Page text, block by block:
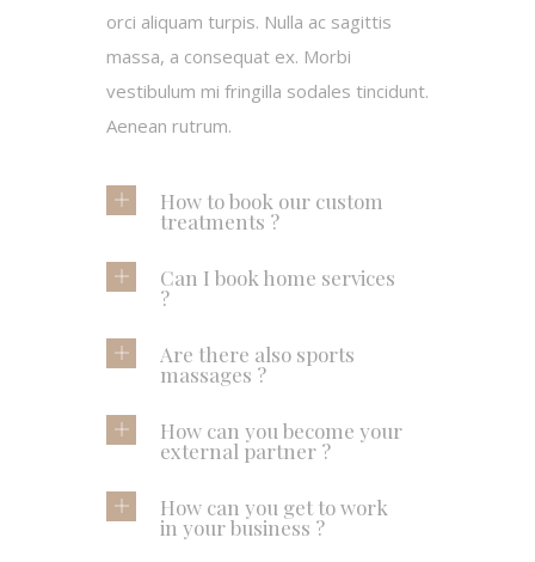
orci aliquam turpis. Nulla ac sagittis
massa, a consequat ex. Morbi
vestibulum mi fringilla sodales tincidunt.
Aenean rutrum.
How to book our custom
treatments ?
Can I book home services
?
Are there also sports
massages ?
How can you become your
external partner ?
How can you get to work
in your business ?